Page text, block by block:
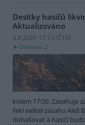
Desítky hasičů
Aktualizováno
4.8.2026 17:13 (ČTK)
Diskuse: 2
kolem 17:00. Zasahuje
řekl velitel zásahu Aleš
dohašovat a hasiči